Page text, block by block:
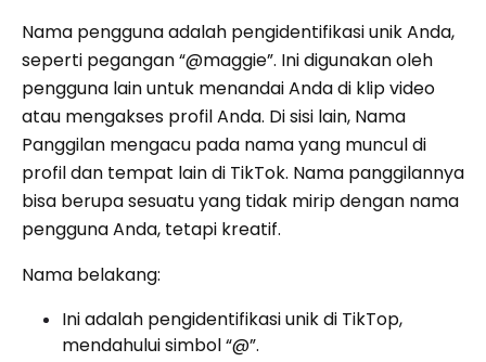
Nama pengguna adalah pengidentifikasi unik Anda,
seperti pegangan “@maggie”. Ini digunakan oleh
pengguna lain untuk menandai Anda di klip video
atau mengakses profil Anda. Di sisi lain, Nama
Panggilan mengacu pada nama yang muncul di
profil dan tempat lain di TikTok. Nama panggilannya
bisa berupa sesuatu yang tidak mirip dengan nama
pengguna Anda, tetapi kreatif.
Nama belakang:
Ini adalah pengidentifikasi unik di TikTop,
mendahului simbol “@”.